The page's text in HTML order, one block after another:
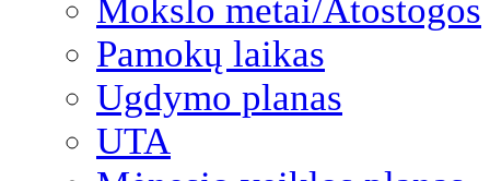
Mokslo metai/Atostogos
Pamokų laikas
Ugdymo planas
UTA